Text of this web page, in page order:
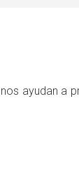
ayudan a